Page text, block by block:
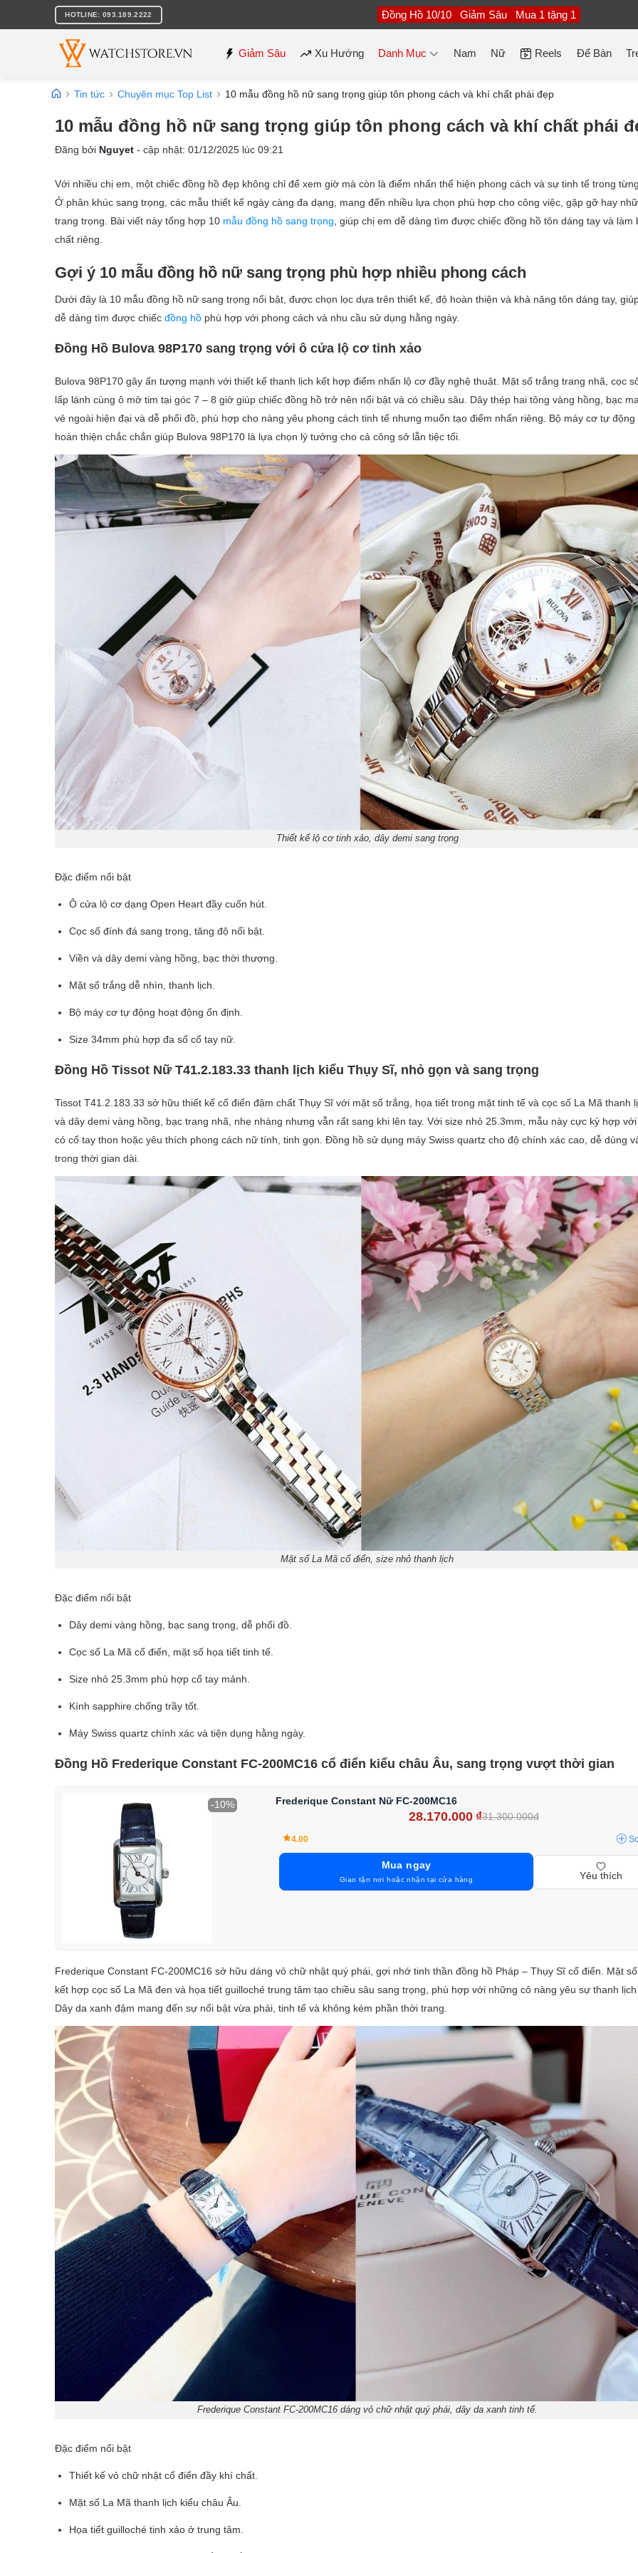
nội
HOTLINE: 093.189.2222 Đồng Hồ 10/10 Giảm Sâu Mua 1 tặng 1
Giảm Sâu Xu Hướng Danh Mục Nam Nữ Reels Để Bàn
Tin tức Chuyên mục Top List 10 mẫu đồng hồ nữ sang trọng giúp tôn phong cách và khí chất phái đẹp
10 mẫu đồng hồ nữ sang trọng giúp tôn phong cách và khí chất phái
Đăng bởi Nguyet - cập nhật: 01/12/2025 lúc 09:21
Với nhiều chị em, một chiếc đồng hồ đẹp không chỉ để xem giờ mà còn là điểm nhấn thể hiện phong cách và sự tinh tế trong
Ở phân khúc sang trọng, các mẫu thiết kế ngày càng đa dạng, mang đến nhiều lựa chọn phù hợp cho công việc, gặp gỡ hay
trang trọng. Bài viết này tổng hợp 10 mẫu đồng hồ sang trọng , giúp chị em dễ dàng tìm được chiếc đồng hồ tôn dáng tay và làm
chất riêng.
Gợi ý 10 mẫu đồng hồ nữ sang trọng phù hợp nhiều phong cách
Dưới đây là 10 mẫu đồng hồ nữ sang trọng nổi bật, được chọn lọc dựa trên thiết kế, độ hoàn thiện và khả năng tôn dáng tay,
dễ dàng tìm được chiếc đồng hồ phù hợp với phong cách và nhu cầu sử dụng hằng ngày.
Đồng Hồ Bulova 98P170 sang trọng với ô cửa lộ cơ tinh xảo
Bulova 98P170 gây ấn tượng mạnh với thiết kế thanh lịch kết hợp điểm nhấn lộ cơ đầy nghệ thuật. Mặt số trắng trang nhã, cọc
lấp lánh cùng ô mở tim tại góc 7 – 8 giờ giúp chiếc đồng hồ trở nên nổi bật và có chiều sâu. Dây thép hai tông vàng hồng, bạc
vẻ ngoài hiện đại và dễ phối đồ, phù hợp cho nàng yêu phong cách tinh tế nhưng muốn tạo điểm nhấn riêng. Bộ máy cơ tự động
hoàn thiện chắc chắn giúp Bulova 98P170 là lựa chọn lý tưởng cho cả công sở lẫn tiệc tối.
Thiết kế lộ cơ tinh xảo, dây demi sang trọng
Đặc điểm nổi bật
Ô cửa lộ cơ dạng Open Heart đầy cuốn hút.
Cọc số đính đá sang trọng, tăng độ nổi bật.
Viền và dây demi vàng hồng, bạc thời thượng.
Mặt số trắng dễ nhìn, thanh lịch.
Bộ máy cơ tự động hoạt động ổn định.
Size 34mm phù hợp đa số cổ tay nữ.
Đồng Hồ Tissot Nữ T41.2.183.33 thanh lịch kiểu Thụy Sĩ, nhỏ gọn và sang trọng
Tissot T41.2.183.33 sở hữu thiết kế cổ điển đậm chất Thụy Sĩ với mặt số trắng, họa tiết trong mặt tinh tế và cọc số La Mã thanh
và dây demi vàng hồng, bạc trang nhã, nhẹ nhàng nhưng vẫn rất sang khi lên tay. Với size nhỏ 25.3mm, mẫu này cực kỳ hợp
có cổ tay thon hoặc yêu thích phong cách nữ tính, tinh gọn. Đồng hồ sử dụng máy Swiss quartz cho độ chính xác cao, dễ dùng
trong thời gian dài.
Mặt số La Mã cổ điển, size nhỏ thanh lịch
Đặc điểm nổi bật
Dây demi vàng hồng, bạc sang trọng, dễ phối đồ.
Cọc số La Mã cổ điển, mặt số họa tiết tinh tế.
Size nhỏ 25.3mm phù hợp cổ tay mảnh.
Kính sapphire chống trầy tốt.
Máy Swiss quartz chính xác và tiện dụng hằng ngày.
Đồng Hồ Frederique Constant FC-200MC16 cổ điển kiểu châu Âu, sang trọng vượt thời gian
-10% Frederique Constant Nữ FC-200MC16
28.170.000 ₫31.300.000đ
4.00
Mua ngay
Giao tận nơi hoặc nhận tại cửa hàng Yêu thích
Frederique Constant FC-200MC16 sở hữu dáng vỏ chữ nhật quý phái, gợi nhớ tinh thần đồng hồ Pháp – Thụy Sĩ cổ điển. Mặt
kết hợp cọc số La Mã đen và họa tiết guilloché trung tâm tạo chiều sâu sang trọng, phù hợp với những cô nàng yêu sự thanh lịch
Dây da xanh đậm mang đến sự nổi bật vừa phải, tinh tế và không kém phần thời trang.
Frederique Constant FC-200MC16 dáng vỏ chữ nhật quý phái, dây da xanh tinh tế.
Đặc điểm nổi bật
Thiết kế vỏ chữ nhật cổ điển đầy khí chất.
Mặt số La Mã thanh lịch kiểu châu Âu.
Họa tiết guilloché tinh xảo ở trung tâm.